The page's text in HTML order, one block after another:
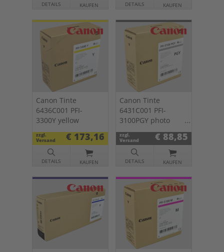
DETAILS KAUFEN DETAILS KAUFEN
Canon Tinte
6436C001 PFI-
3300Y yellow
zzgl.
Versand
€ 173,16
DETAILS KAUFEN
Canon Tinte
6431C001 PFI-
3100PGY photo
grey
zzgl.
Versand
€ 88,85
DETAILS KAUFEN